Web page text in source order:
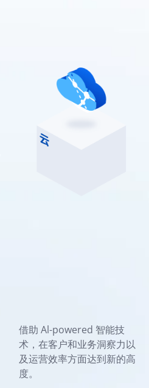
借助 Al-powered 智能技
术，在客户和业务洞察力以
及运营效率方面达到新的高
度。